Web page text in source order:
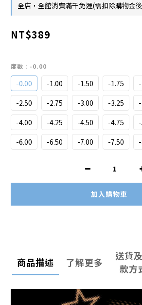
全店，全館消費滿千免運(需扣除購物金
NT$389
度數 : -0.00
-0.00 -1.00 -1.50 -1.75
-2.50
-2.75 -3.00 -3.25
-4.00
-4.25 -4.50 -4.75
-6.00
-6.50 -7.00 -7.50
加入購物車
商品描述 了解更多
送貨
款方